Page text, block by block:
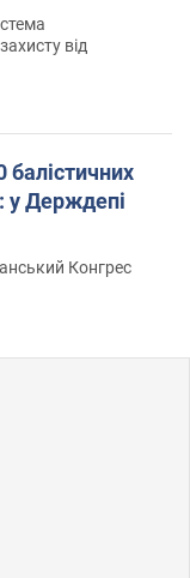
від
балістичних
у Держдепі
Конгрес